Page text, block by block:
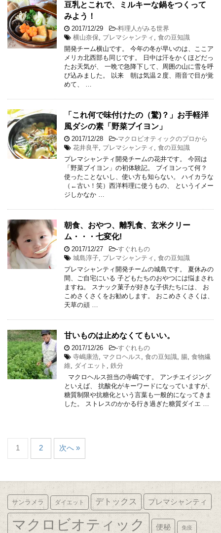
豆乳とこれで、ミルキーな鍋をつくって
みよう！
2017/12/29 -料理人がみる世界
横山奈保, プレマシャンティ , 食の豆知識
開発チーム横山です。 今年の冬が早いのは、ここア
メリカ北西部も同じです。 日中は汗をかくほどだっ
たお天気が、 一晩で急降下して、周囲の山に雪を呼
び込みました。 以来 朝は気温２度、雨音で目が覚
めて、 …
「これ何で味付けたの（驚)？」お手軽洋
風ダシの素「野菜ブイヨン」
2017/12/28 -マクロビオティックのプロから
花井良平, プレマシャンティ , 食の豆知識
プレマシャンティ開発チームの花井です。 今回は
「野菜ブイヨン」の初体験記。 ブイヨンって何？
使ったことないし、使い方も知らない。 ハイカラな
（←古い！笑）西洋料理に使うもの、 というイメー
ジしかなか …
朝食、おやつ、離乳食、玄米クリー
ム・・・七変化!
2017/12/27 -すぐれもの
城島淳子, プレマシャンティ , 食の豆知識
プレマシャンティ開発チームの城島です。 夏休みの
間、ご自宅にいる 子どもたちのおやつには悩まされ
ますね。 スナック菓子が好きな子供たちには、 お
こめさくさくをお勧めします。 おこめさくさくは、
天草の頑 …
甘いものは止めなくてもいい。
2017/12/26 -すぐれもの
寺嶋康浩, マクロヘルス , 食の豆知識, 腸, 食物繊
維, ダイエット , 鉄分
マクロヘルス担当の寺嶋です。 アンチエイジング
といえば、 抗酸化がキーワードになっていますが、
糖質制限や抗糖化という言葉も一般的になってきま
した。 ストレスのかかる行き過ぎた糖質ダイエ …
1 2 次へ »
サンラメラ ダイエット デトックス プレマシャンティ
マクロビオティック 便秘 免疫